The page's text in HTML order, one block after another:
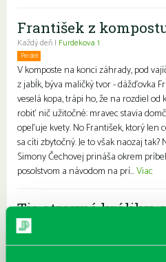
František z
Každý deň | Furdekova 1
Pre deti
V komposte na konci záhrady, pod
z jabĺk, býva maličký tvor - dážďovka
veselá kopa, trápi ho, že na rozdiel
robiť nič užitočné: mravec stavia
opeľuje kvety. No František, ktorý len
sa cíti zbytočný. Je to však naozaj
Simony Čechovej prináša okrem
posolstvom a návodom na prí...Viac
Tie otravné králiky,
pokoj, neotravuj!
Každý deň |Turnianska 10